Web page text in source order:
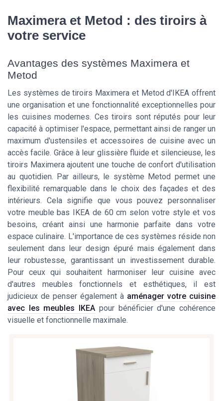
Maximera et Metod : des tiroirs à
votre service
Avantages des systèmes Maximera et
Metod
Les systèmes de tiroirs Maximera et Metod d'IKEA offrent
une organisation et une fonctionnalité exceptionnelles pour
les cuisines modernes. Ces tiroirs sont réputés pour leur
capacité à optimiser l'espace, permettant ainsi de ranger un
maximum d'ustensiles et accessoires de cuisine avec un
accès facile. Grâce à leur glissière fluide et silencieuse, les
tiroirs Maximera ajoutent une touche de confort d'utilisation
au quotidien. Par ailleurs, le système Metod permet une
flexibilité remarquable dans le choix des façades et des
intérieurs. Cela signifie que vous pouvez personnaliser
votre meuble bas IKEA de 60 cm selon votre style et vos
besoins, créant ainsi une harmonie parfaite dans votre
espace culinaire. L'importance de ces systèmes réside non
seulement dans leur design épuré mais également dans
leur robustesse, garantissant un investissement durable.
Pour ceux qui souhaitent harmoniser leur cuisine avec
d'autres meubles fonctionnels et esthétiques, il est
judicieux de penser également à aménager votre cuisine
avec les meubles IKEA pour bénéficier d'une cohérence
visuelle et fonctionnelle maximale.